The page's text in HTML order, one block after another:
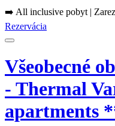
➡️ All inclusive pobyt |
Rezervácia
Všeobecné
- Thermal
apartments